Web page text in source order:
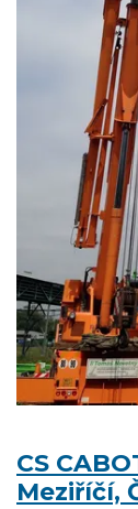
CS
Meziříčí,